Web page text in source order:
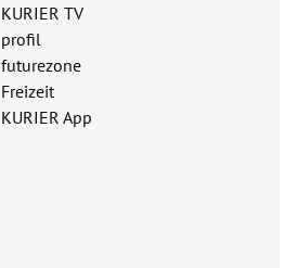
KURIER TV
profil
futurezone
Freizeit
KURIER App